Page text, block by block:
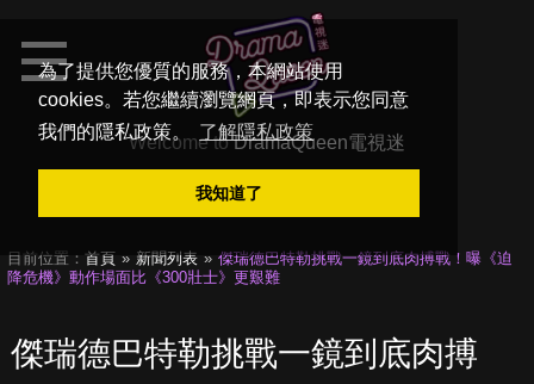
為了提供您優質的服務，本網站使用
cookies。若您繼續瀏覽網頁，即表示您同意
我們的隱私政策。
了解隱私政策
我知道了
Welcome toDramaQueen電視迷
目前位置： 首頁 新聞列表
傑瑞德巴特勒挑戰一鏡到底肉搏戰！曝《迫
降危機》動作場面比《300壯士》更艱難
傑瑞德巴特勒挑戰一鏡到底肉搏